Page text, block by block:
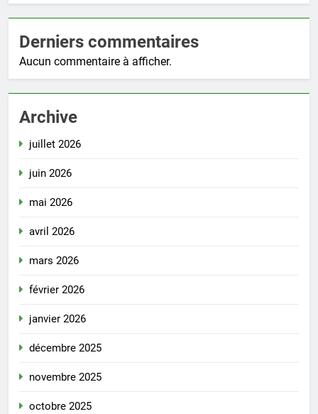
Derniers commentaires
Aucun commentaire à afficher.
Archive
juillet 2026
juin 2026
mai 2026
avril 2026
mars 2026
février 2026
janvier 2026
décembre 2025
novembre 2025
octobre 2025